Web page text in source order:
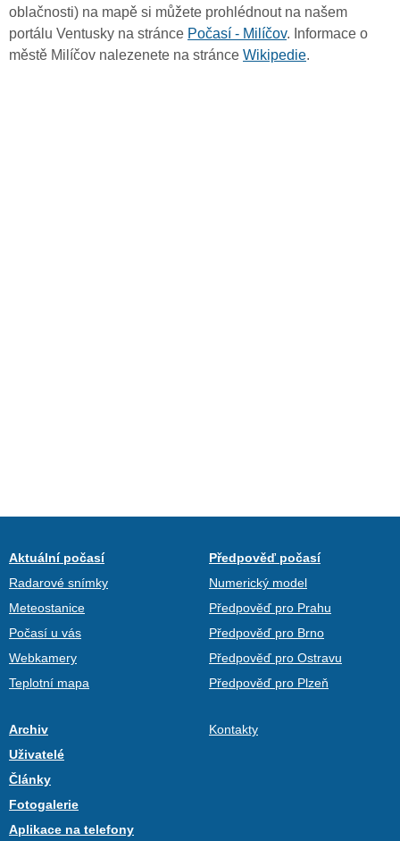
oblačnosti) na mapě si můžete prohlédnout na našem
portálu Ventusky na stránce Počasí - Milíčov. Informace o
městě Milíčov nalezenete na stránce Wikipedie.
Aktuální počasí
Radarové snímky
Meteostanice
Počasí u vás
Webkamery
Teplotní mapa
Předpověď počasí
Numerický model
Předpověď pro Prahu
Předpověď pro Brno
Předpověď pro Ostravu
Předpověď pro Plzeň
Archiv
Uživatelé
Články
Fotogalerie
Aplikace na telefony
Kontakty